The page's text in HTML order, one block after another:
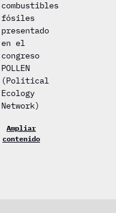
combustibles
fósiles
presentado
en el
congreso
POLLEN
(Political
Ecology
Network)
Ampliar
contenido